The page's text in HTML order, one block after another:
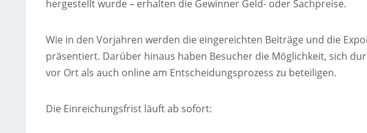
hergestellt wurde – erhalten die Gewinner Geld- oder Sachpreise.
Wie in den Vorjahren werden die eingereichten Beiträge und die
präsentiert. Darüber hinaus haben Besucher die Möglichkeit, sich
vor Ort als auch online am Entscheidungsprozess zu beteiligen.
Die Einreichungsfrist läuft ab sofort: